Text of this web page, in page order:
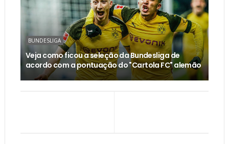
BUNDESLIGA
Veja como ficou a seleção da Bundesliga de
acordo com a pontuação do "Cartola FC" alemão